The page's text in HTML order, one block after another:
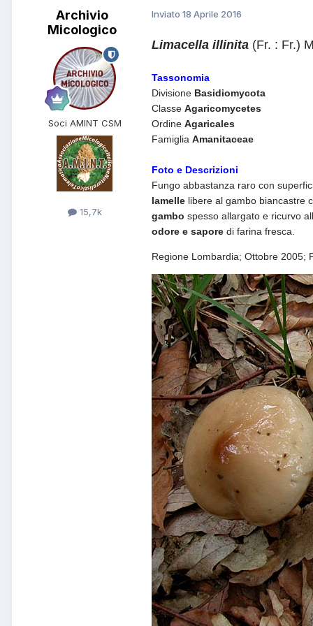
Archivio
Micologico
Soci AMINT CSM
15,7k
Inviato 18 Aprile 2016
Limacella illinita (Fr. : Fr.)
Tassonomia
Divisione Basidiomycota
Classe Agaricomycetes
Ordine Agaricales
Famiglia Amanitaceae
Foto e Descrizioni
Fungo abbastanza raro con
lamelle libere al gambo biancastre
gambo spesso allargato e ricurvo
odore e sapore di farina fresca.
Regione Lombardia; Ottobre 2005;